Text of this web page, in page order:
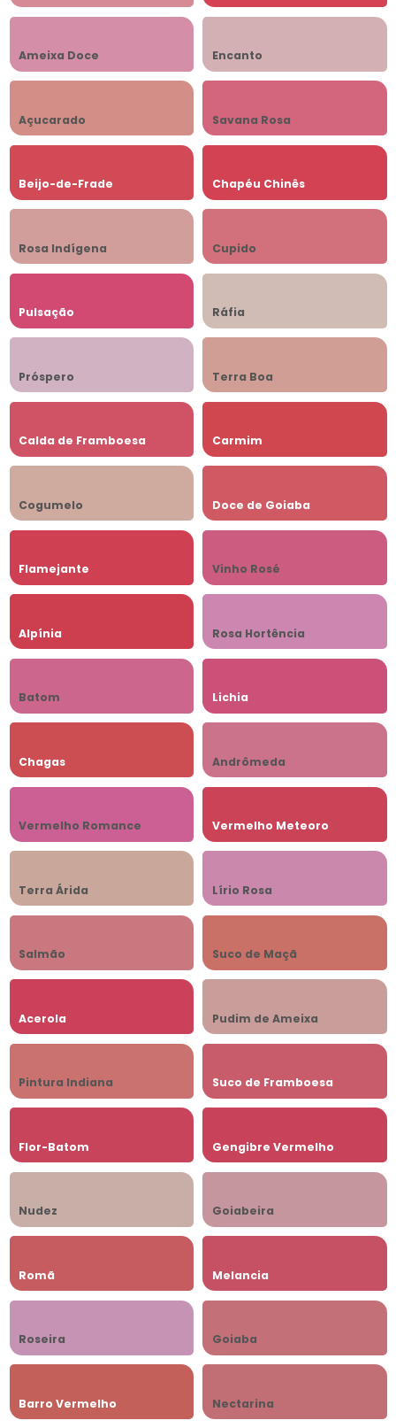
Ameixa Doce Encanto
Açucarado Savana Rosa
Beijo-de-Frade Chapéu Chinês
Rosa Indígena Cupido
Pulsação Ráfia
Próspero Terra Boa
Calda de Framboesa Carmim
Cogumelo Doce de Goiaba
Flamejante Vinho Rosé
Alpínia Rosa Hortência
Batom Lichia
Chagas Andrômeda
Vermelho Romance Vermelho Meteoro
Terra Árida Lírio Rosa
Salmão Suco de Maçã
Acerola Pudim de Ameixa
Pintura Indiana Suco de Framboesa
Flor-Batom Gengibre Vermelho
Nudez Goiabeira
Romã Melancia
Roseira Goiaba
Barro Vermelho Nectarina